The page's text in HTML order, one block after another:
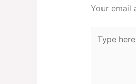
Your email
here..